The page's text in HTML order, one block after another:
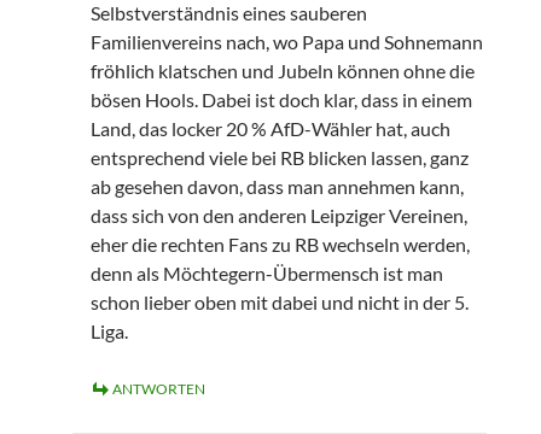
Selbstverständnis eines sauberen
Familienvereins nach, wo Papa und Sohnemann
fröhlich klatschen und Jubeln können ohne die
bösen Hools. Dabei ist doch klar, dass in einem
Land, das locker 20 % AfD-Wähler hat, auch
entsprechend viele bei RB blicken lassen, ganz
ab gesehen davon, dass man annehmen kann,
dass sich von den anderen Leipziger Vereinen,
eher die rechten Fans zu RB wechseln werden,
denn als Möchtegern-Übermensch ist man
schon lieber oben mit dabei und nicht in der 5.
Liga.
ANTWORTEN